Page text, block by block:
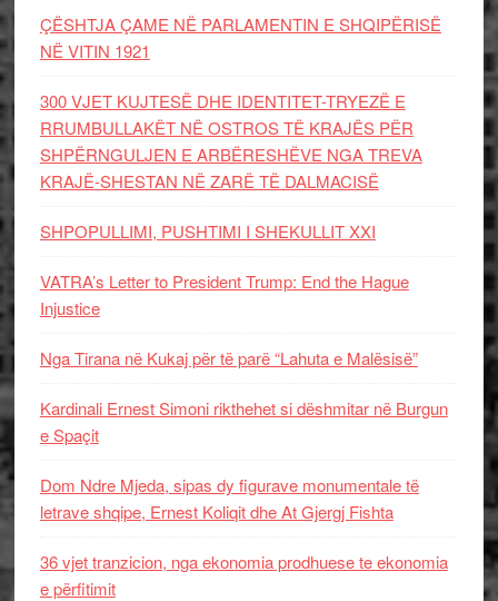
ÇËSHTJA ÇAME NË PARLAMENTIN E SHQIPËRISË
NË VITIN 1921
300 VJET KUJTESË DHE IDENTITET-TRYEZË E
RRUMBULLAKËT NË OSTROS TË KRAJËS PËR
SHPËRNGULJEN E ARBËRESHËVE NGA TREVA
KRAJË-SHESTAN NË ZARË TË DALMACISË
SHPOPULLIMI, PUSHTIMI I SHEKULLIT XXI
VATRA’s Letter to President Trump: End the Hague
Injustice
Nga Tirana në Kukaj për të parë “Lahuta e Malësisë”
Kardinali Ernest Simoni rikthehet si dëshmitar në Burgun
e Spaçit
Dom Ndre Mjeda, sipas dy figurave monumentale të
letrave shqipe, Ernest Koliqit dhe At Gjergj Fishta
36 vjet tranzicion, nga ekonomia prodhuese te ekonomia
e përfitimit